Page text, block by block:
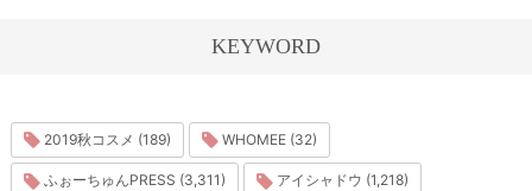
KEYWORD
2019秋コスメ (189) WHOMEE (32)
ふぉーちゅんPRESS (3,311) アイシャドウ (1,218)